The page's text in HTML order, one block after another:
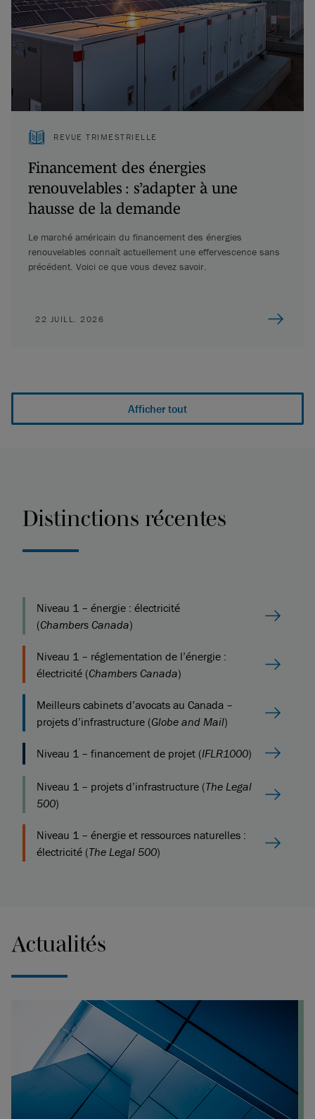
REVUE TRIMESTRIELLE
Financement des énergies
renouvelables : s’adapter à une
hausse de la demande
Le marché américain du financement des énergies
renouvelables connaît actuellement une effervescence sans
précédent. Voici ce que vous devez savoir.
22 JUILL. 2026
Afficher tout
Distinctions récentes
Niveau 1 – énergie : électricité
(Chambers Canada)
Niveau 1 – réglementation de l’énergie :
électricité (Chambers Canada)
Meilleurs cabinets d’avocats au Canada –
projets d’infrastructure (Globe and Mail)
Niveau 1 – financement de projet (IFLR1000)
Niveau 1 – projets d’infrastructure (The Legal
500)
Niveau 1 – énergie et ressources naturelles :
électricité (The Legal 500)
Actualités